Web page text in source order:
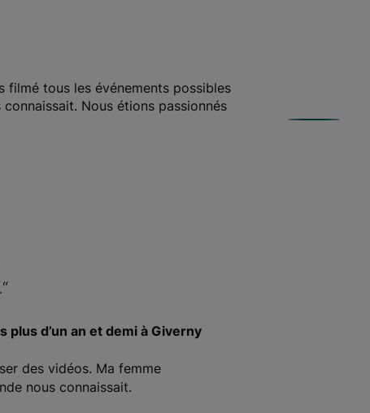
filmé tous les événements possibles
Nous étions passionnés
plus d’un an et demi à Giverny
des vidéos. Ma femme
nous connaissait.